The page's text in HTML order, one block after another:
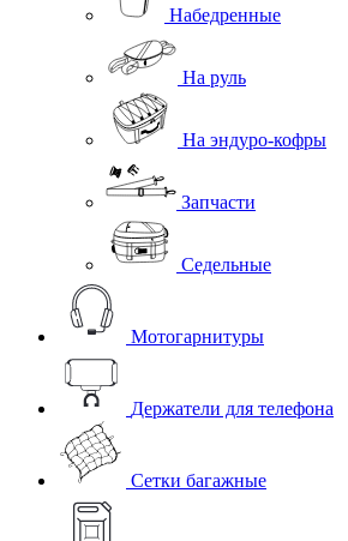
Набедренные
На руль
На эндуро-кофры
Запчасти
Седельные
Мотогарнитуры
Держатели для телефона
Сетки багажные